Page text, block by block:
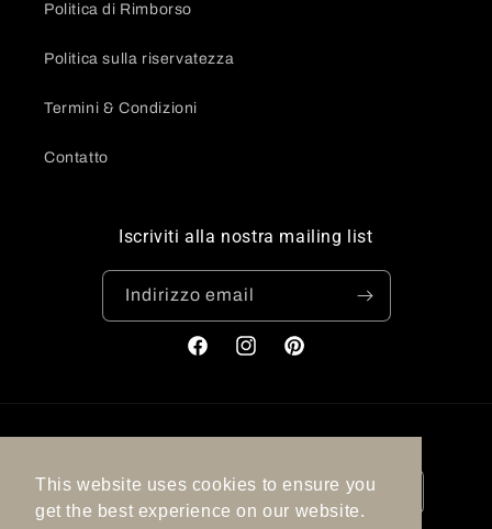
This website uses cookies to ensure you
get the best experience on our website.
Politica di Rimborso
Politica sulla riservatezza
Termini & Condizioni
Contatto
Iscriviti alla nostra mailing list
Indirizzo email
FacebookInstagramPinterest
Spagna | EUR € Italiano